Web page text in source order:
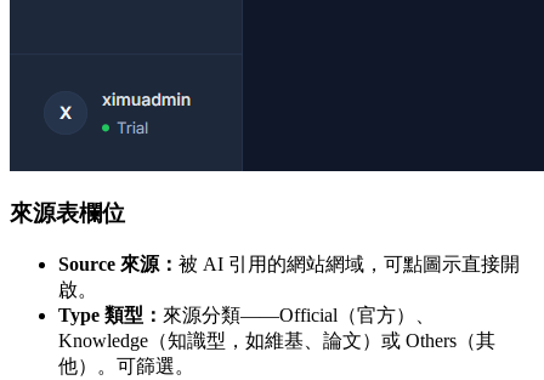
來源表欄位
Source 來源： 被 AI 引用的網站網域，可點圖示直接開
啟。
Type 類型： 來源分類——Official（官方）、
Knowledge（知識型，如維基、論文）或 Others（其
他）。可篩選。